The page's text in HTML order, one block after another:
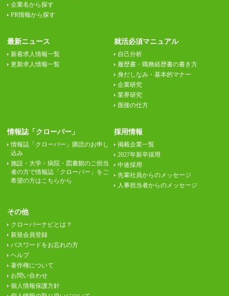
企業名から探す
PR情報から探す
最新ニュース
新着求人情報一覧
更新求人情報一覧
就活必須マニュアル
自己分析
履歴書・職務経歴書の書き方
身だしなみ・基本的マナー
企業研究
業界研究
面接の仕方
情報誌「クローバー」
情報誌「クローバー」購読のお申し
込み
施設・大学・病院・図書館のご担当
者の方で情報誌「クローバー」をご
希望の方はこちらから
採用情報
掲載企業一覧
2027年新卒採用
中途採用
先輩社員からのメッセージ
人事担当者からのメッセージ
その他
クローバーナビとは？
新規会員登録
パスワードをお忘れの方
ヘルプ
著作権について
お問い合わせ
個人情報保護方針